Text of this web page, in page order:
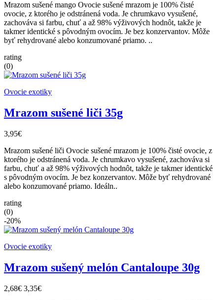
Mrazom sušené mango Ovocie sušené mrazom je 100% čisté
ovocie, z ktorého je odstránená voda. Je chrumkavo vysušené,
zachováva si farbu, chuť a až 98% výživových hodnôt, takže je
takmer identické s pôvodným ovocím. Je bez konzervantov. Môže
byť rehydrované alebo konzumované priamo. ..
rating
(0)
Ovocie exotiky
Mrazom sušené liči 35g
3,95€
Mrazom sušené liči Ovocie sušené mrazom je 100% čisté ovocie, z
ktorého je odstránená voda. Je chrumkavo vysušené, zachováva si
farbu, chuť a až 98% výživových hodnôt, takže je takmer identické
s pôvodným ovocím. Je bez konzervantov. Môže byť rehydrované
alebo konzumované priamo. Ideáln..
rating
(0)
-20%
Ovocie exotiky
Mrazom sušený melón Cantaloupe 30g
2,68€ 3,35€